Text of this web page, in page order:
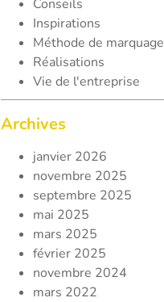
Conseils
Inspirations
Méthode de marquage
Réalisations
Vie de l'entreprise
Archives
janvier 2026
novembre 2025
septembre 2025
mai 2025
mars 2025
février 2025
novembre 2024
mars 2022